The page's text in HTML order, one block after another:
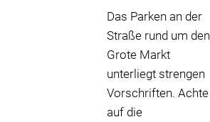
Das Parken an der
Straße rund um den
Grote Markt
unterliegt strengen
Vorschriften. Achte
auf die